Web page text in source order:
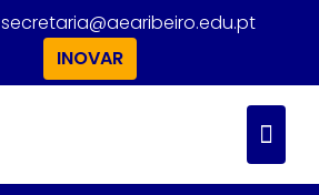
secretaria@aearibeiro.edu.pt
INOVAR